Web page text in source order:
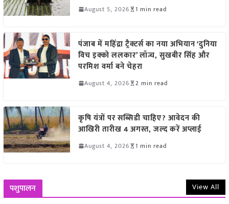
August 5, 2026 1 min read
पंजाब में महिंद्रा ट्रैक्टर्स का नया अभियान ‘दुनिया
विच इक्को ललकार’ लॉन्च, सुखबीर सिंह और
परमिश वर्मा बने चेहरा
August 4, 2026 2 min read
कृषि यंत्रों पर सब्सिडी चाहिए? आवेदन की
आखिरी तारीख 4 अगस्त, जल्द करें अप्लाई
August 4, 2026 1 min read
पशुपालन View All